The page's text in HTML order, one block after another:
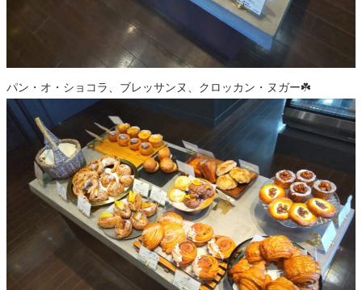
パン・オ・ショコラ、ブレッサンヌ、クロッカン・ヌガー☘️